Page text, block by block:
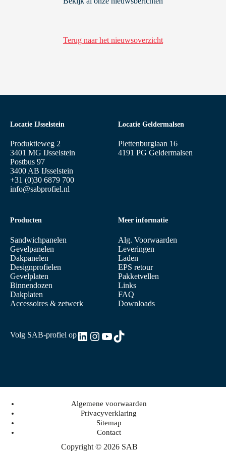
Terug naar het nieuwsoverzicht
Locatie IJsselstein
Produktieweg 2
3401 MG IJsselstein
Postbus 97
3400 AB IJsselstein
+31 (0)30 6879 700
info@sabprofiel.nl
Producten
Sandwichpanelen
Gevelpanelen
Dakpanelen
Designprofielen
Gevelplaten
Binnendozen
Dakplaten
Accessoires & zetwerk
Meer informatie
Alg. Voorwaarden
Leveringen
Laden
EPS retour
Pakketvellen
Links
FAQ
Downloads
Locatie Geldermalsen
Plettenburglaan 16
4191 PG Geldermalsen
Volg SAB-profiel opLinkedIn
Instagram
YouTube
TikTok
Copyright © 2026 SAB
Algemene voorwaarden
Privacyverklaring
Sitemap
Contact